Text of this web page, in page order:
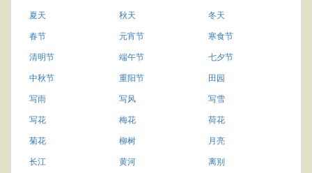
夏天
秋天
冬天
春节
元宵节
寒食节
清明节
端午节
七夕节
中秋节
重阳节
田园
写雨
写风
写雪
写花
梅花
荷花
菊花
柳树
月亮
长江
黄河
离别